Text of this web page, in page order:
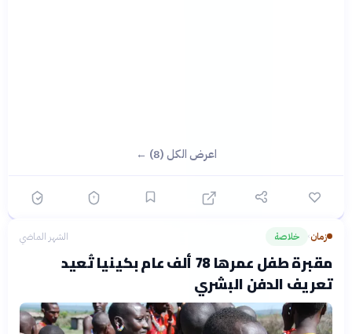
اعرض الكل (8) ←
زمان› خلاصة الشهر الماضي
مقبرة طفل عمرها 78 ألف عام بكينيا تُعيد
تعريف الدفن البشري